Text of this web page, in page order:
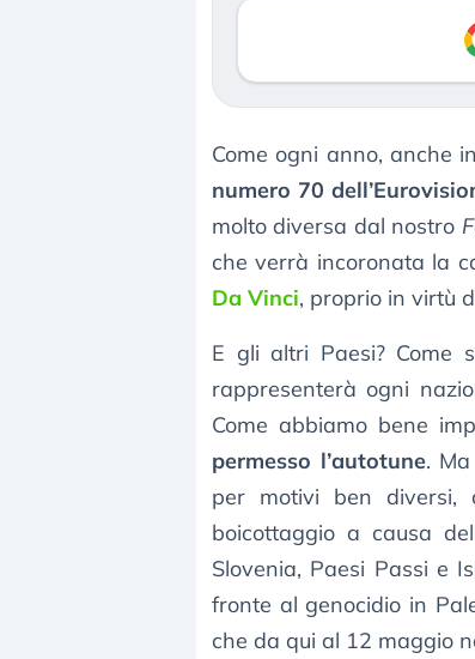
Come ogni anno, anche
numero 70
molto diversa dal nostro
che verrà incoronata la
Da Vinci, proprio in virtù
E gli altri Paesi? Come
rappresenterà ogni
Come abbiamo bene
permesso l’autotune.
per motivi ben
boicottaggio a causa
Slovenia, Paesi Passi e
fronte al genocidio in
che da qui al 12 maggio
3 agosto 2026